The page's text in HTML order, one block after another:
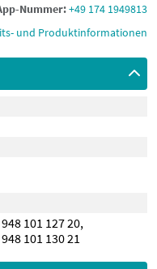
Nummer:+49 174 1949813
und Produktinformationen
948 101 127 20,
948 101 130 21